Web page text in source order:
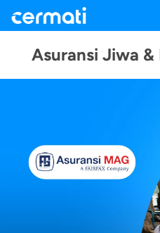
Asuransi Jiwa &